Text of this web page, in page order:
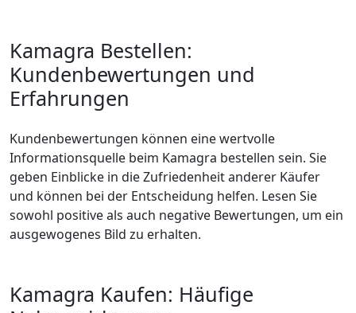
Kamagra Bestellen:
Kundenbewertungen und
Erfahrungen
Kundenbewertungen können eine wertvolle
Informationsquelle beim Kamagra bestellen sein. Sie
geben Einblicke in die Zufriedenheit anderer Käufer
und können bei der Entscheidung helfen. Lesen Sie
sowohl positive als auch negative Bewertungen, um ein
ausgewogenes Bild zu erhalten.
Kamagra Kaufen: Häufige